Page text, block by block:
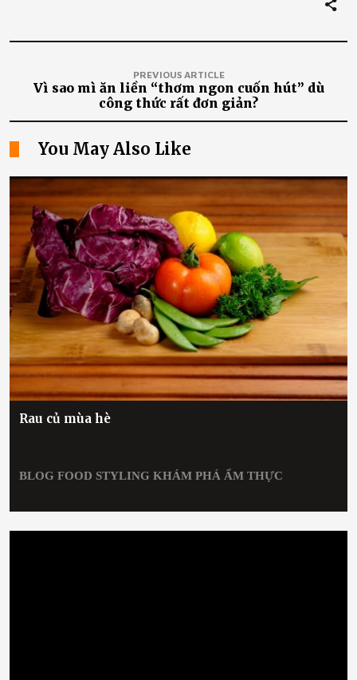
PREVIOUS ARTICLE
Vì sao mì ăn liền “thơm ngon cuốn hút” dù
công thức rất đơn giản?
You May Also Like
Rau củ mùa hè
BLOG FOOD STYLING KHÁM PHÁ ẨM THỰC